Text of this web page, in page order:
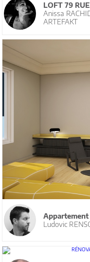
LOFT 79
Anissa
ARTEFAKT
Appartement
Ludovic